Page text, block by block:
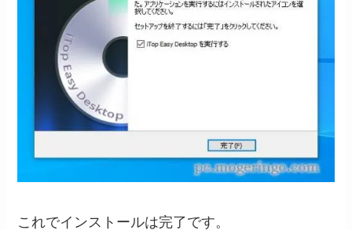
これでインストールは完了です。